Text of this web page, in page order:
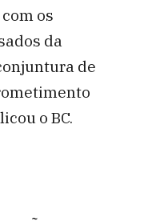
os
da
de
o BC.